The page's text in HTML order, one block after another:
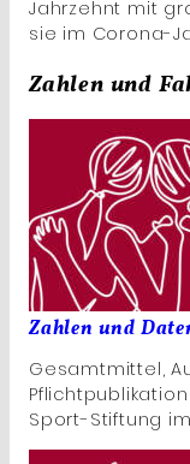
Jahrzehnt mit
sie im Corona-
Zahlen und
Zahlen und
Gesamtmittel,
Sport-Stiftung